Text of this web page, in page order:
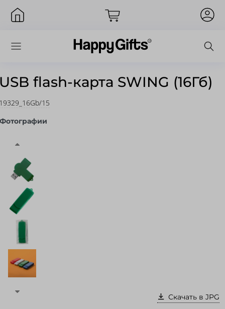
flash-карта SWING (16Гб)
15
Фотографии
Скачать в JPG
Запомнить меня